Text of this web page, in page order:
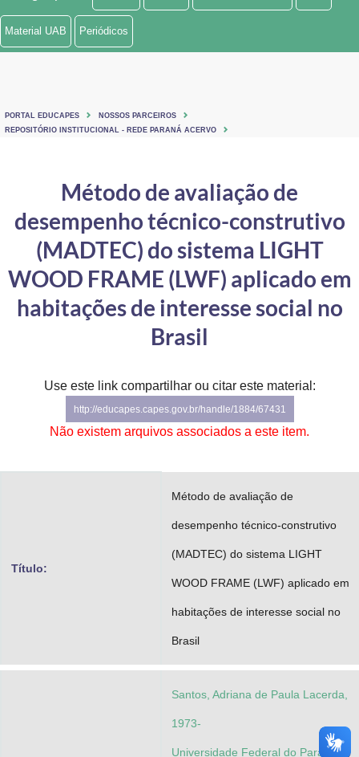
Ministério de Minas e Energia
Ministério do Turismo
Controladoria-Geral da União
Ministério da Mulher, da Família e dos Direitos Humanos
Secretaria-Geral
Secretaria de Governo
Gabinete de Segurança Institucional
Banco Central do Brasil
Material UAB Periódicos
PORTAL EDUCAPES
NOSSOS PARCEIROS
REPOSITÓRIO INSTITUCIONAL - REDE PARANÁ ACERVO
Método de avaliação de
desempenho técnico-construtivo
(MADTEC) do sistema LIGHT
WOOD FRAME (LWF) aplicado em
habitações de interesse social no
Brasil
Use este link compartilhar ou citar este material:
http://educapes.capes.gov.br/handle/1884/67431
Não existem arquivos associados a este item.
Título:
Método de avaliação de
desempenho técnico-construtivo
(MADTEC) do sistema LIGHT
WOOD FRAME (LWF) aplicado em
habitações de interesse social no
Brasil
Santos, Adriana de Paula Lacerda,
1973-
Universidade Federal do Paraná.